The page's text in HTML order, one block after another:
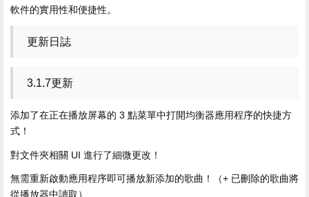
軟件的實用性和便捷性。
更新日誌
3.1.7更新
添加了在正在播放屏幕的 3 點菜單中打開均衡器應用程序的快捷方
式！
對文件夾相關 UI 進行了細微更改！
無需重新啟動應用程序即可播放新添加的歌曲！（+ 已刪除的歌曲將
從播放器中讀取）